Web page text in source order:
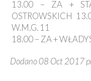
13.00 – ZA +
OSTROWSKICH
W.M.G. 11
18.00 – ZA +
Dodano 08 Oct 2017